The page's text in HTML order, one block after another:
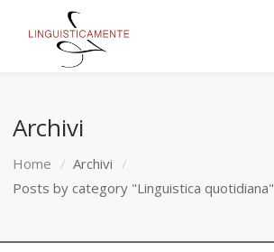
Archivi
Home
Archivi
Posts by category "Linguistica quotidiana"